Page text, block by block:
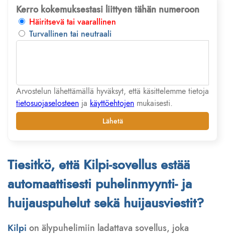
Kerro kokemuksestasi liittyen tähän numeroon
Häiritsevä tai vaarallinen
Turvallinen tai neutraali
Arvostelun lähettämällä hyväksyt, että käsittelemme tietoja
tietosuojaselosteen ja käyttöehtojen mukaisesti.
Lähetä
Tiesitkö, että Kilpi-sovellus estää
automaattisesti puhelinmyynti- ja
huijauspuhelut sekä huijausviestit?
Kilpi on älypuhelimiin ladattava sovellus, joka